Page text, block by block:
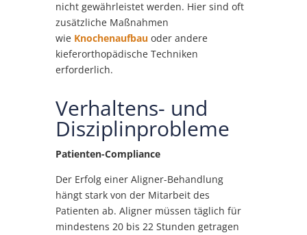
nicht gewährleistet werden. Hier sind oft
zusätzliche Maßnahmen
wie Knochenaufbau oder andere
kieferorthopädische Techniken
erforderlich.
Verhaltens- und
Disziplinprobleme
Patienten-Compliance
Der Erfolg einer Aligner-Behandlung
hängt stark von der Mitarbeit des
Patienten ab. Aligner müssen täglich für
mindestens 20 bis 22 Stunden getragen